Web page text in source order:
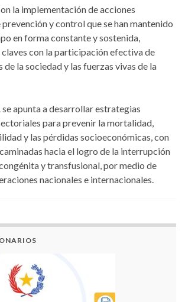
la implementación de acciones
y control que se han mantenido
en forma constante y sostenida,
con la participación efectiva de
la sociedad y las fuerzas vivas de la
se apunta a desarrollar estrategias
para prevenir la mortalidad,
y las pérdidas socioeconómicas, con
hacia el logro de la interrupción
y transfusional, por medio de
nacionales e internacionales.